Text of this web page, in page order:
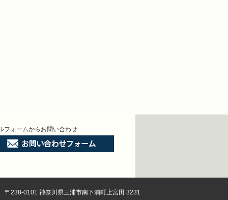
フォームからお問い合わせ
〒238-0101 神奈川県三浦市南下浦町上宮田 3231